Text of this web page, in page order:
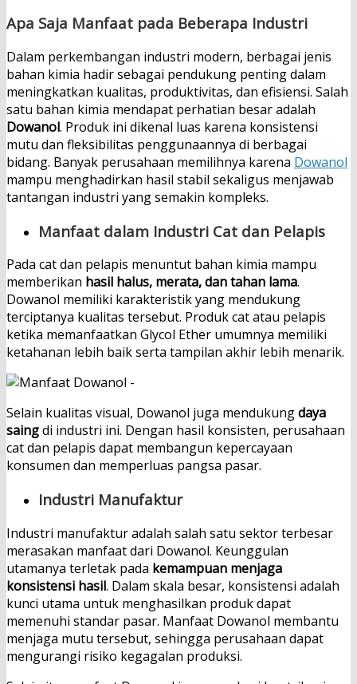
Apa Saja Manfaat pada Beberapa Industri
Dalam perkembangan industri modern, berbagai jenis
bahan kimia hadir sebagai pendukung penting dalam
meningkatkan kualitas, produktivitas, dan efisiensi. Salah
satu bahan kimia mendapat perhatian besar adalah
Dowanol. Produk ini dikenal luas karena konsistensi
mutu dan fleksibilitas penggunaannya di berbagai
bidang. Banyak perusahaan memilihnya karena Dowanol
mampu menghadirkan hasil stabil sekaligus menjawab
tantangan industri yang semakin kompleks.
Manfaat dalam Industri Cat dan Pelapis
Pada cat dan pelapis menuntut bahan kimia mampu
memberikan hasil halus, merata, dan tahan lama.
Dowanol memiliki karakteristik yang mendukung
terciptanya kualitas tersebut. Produk cat atau pelapis
ketika memanfaatkan Glycol Ether umumnya memiliki
ketahanan lebih baik serta tampilan akhir lebih menarik.
Selain kualitas visual, Dowanol juga mendukungdaya
saingdi industri ini. Dengan hasil konsisten, perusahaan
cat dan pelapis dapat membangun kepercayaan
konsumen dan memperluas pangsa pasar.
Industri Manufaktur
Industri manufaktur adalah salah satu sektor terbesar
merasakan manfaat dari Dowanol. Keunggulan
utamanya terletak pada kemampuan menjaga
konsistensi hasil. Dalam skala besar, konsistensi adalah
kunci utama untuk menghasilkan produk dapat
memenuhi standar pasar. Manfaat Dowanol membantu
menjaga mutu tersebut, sehingga perusahaan dapat
mengurangi risiko kegagalan produksi.